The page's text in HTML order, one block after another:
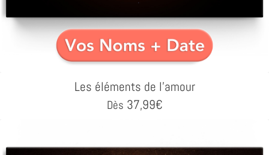
Les éléments de l'amour
Dès 37,99€